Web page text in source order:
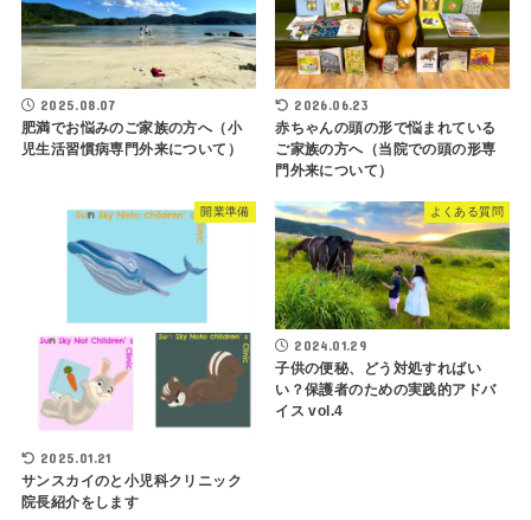
2025.08.07
肥満でお悩みのご家族の方へ（小
児生活習慣病専門外来について）
2026.06.23
赤ちゃんの頭の形で悩まれている
ご家族の方へ（当院での頭の形専
門外来について）
開業準備
2025.01.21
サンスカイのと小児科クリニック
院長紹介をします
よくある質問
2024.01.29
子供の便秘、どう対処すればい
い？保護者のための実践的アドバ
イス vol.4